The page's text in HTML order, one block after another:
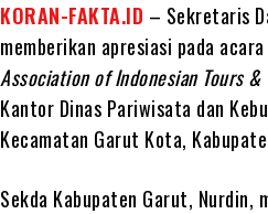
KORAN-FAKTA.ID – Sekretaris
memberikan apresiasi pada
Association of Indonesian Tours &
Kantor Dinas Pariwisata dan
Kecamatan Garut Kota,
Sekda Kabupaten Garut, Nurdin,